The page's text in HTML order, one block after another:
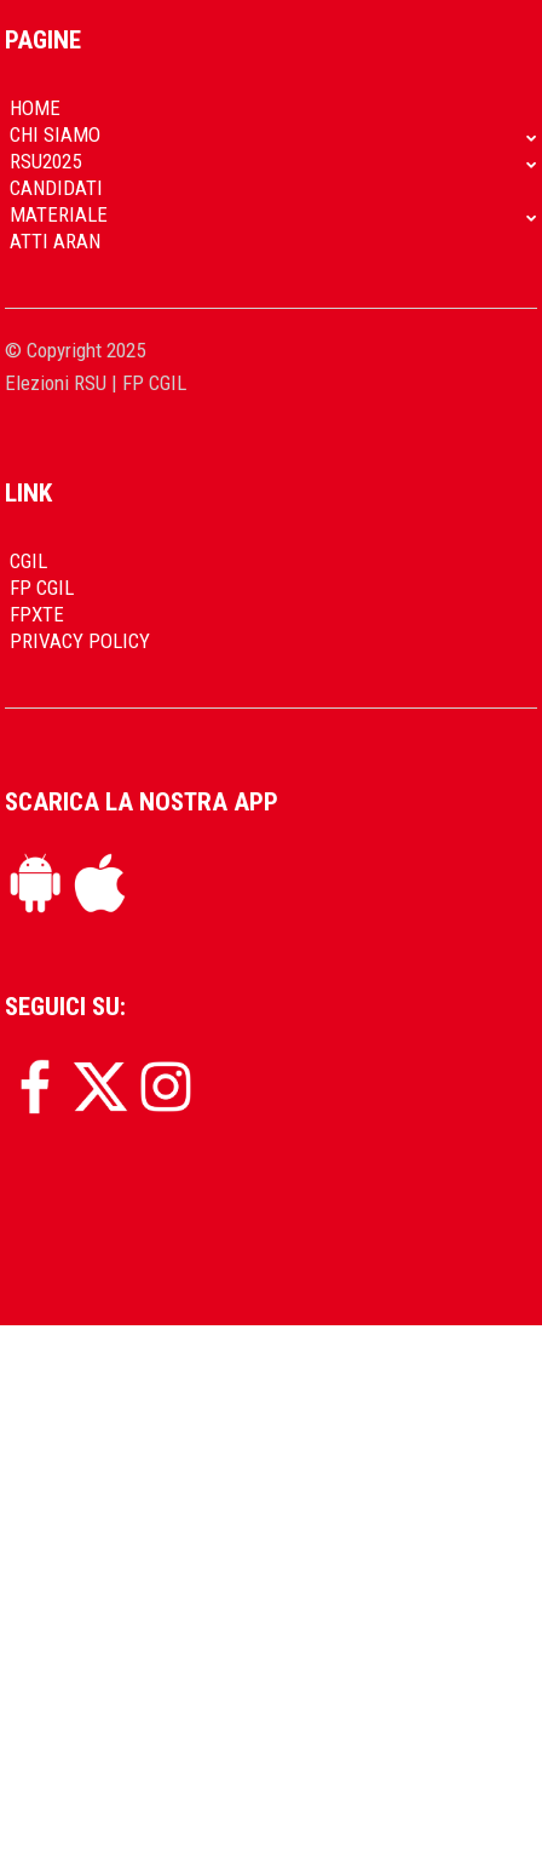
PAGINE
HOME
CHI SIAMO
RSU2025
CANDIDATI
MATERIALE
ATTI ARAN
© Copyright 2025
Elezioni RSU | FP CGIL
LINK
CGIL
FP CGIL
FPXTE
PRIVACY POLICY
SCARICA LA NOSTRA APP
SEGUICI SU: